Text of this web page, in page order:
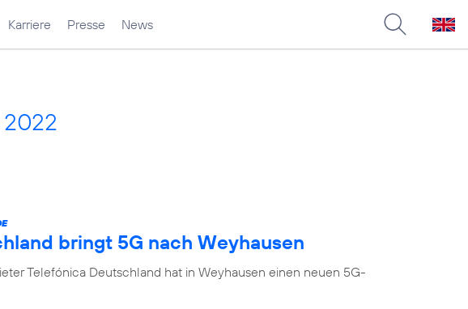
Karriere Presse News
bringt 5G nach Weyhausen
Telefónica Deutschland hat in Weyhausen einen neuen 5G-